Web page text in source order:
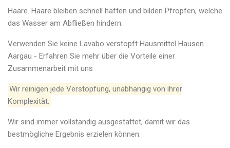
Haare. Haare bleiben schnell haften und bilden Pfropfen, welche
das Wasser am Abfließen hindern.
Verwenden Sie keine Lavabo verstopft Hausmittel Hausen
Aargau - Erfahren Sie mehr über die Vorteile einer
Zusammenarbeit mit uns
Wir reinigen jede Verstopfung, unabhängig von ihrer
Komplexität.
Wir sind immer vollständig ausgestattet, damit wir das
bestmögliche Ergebnis erzielen können.